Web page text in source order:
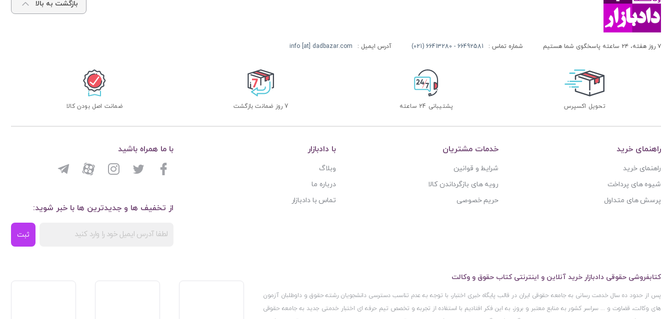
بازگشت به بالا
۷ روز هفته، ۲۴ ساعته پاسخگوی شما هستیم شماره تماس : 66492581 - 66413280 (021) آدرس ایمیل : info [at] dadbazar.com
تحویل اکسپرس پشتیبانی 24 ساعته 7 روز ضمانت بازگشت ضمانت اصل بودن کالا
راهنمای خرید
راهنمای خرید
شیوه های پرداخت
پرسش های متداول
خدمات مشتریان
شرایط و قوانین
رویه های بازگرداندن کالا
حریم خصوصی
با دادبازار
وبلاگ
درباره ما
تماس با دادبازار
از تخفیف ها و جدیدترین ها با خبر شوید:
ثبت
با ما همراه باشید
کتابفروشی حقوقی دادبازار خرید آنلاین و اینترنتی کتاب حقوق و وکالت
پس از حدود ده سال خدمت رسانی به جامعه حقوقی ایران در قالب پایگاه خبری اختبار، با توجه به عدم تناسب دسترسی دانشجویان رشته حقوق و داوطلبان آزمون
های وکالت، قضاوت و ... سراسر کشور به منابع معتبر و بروز، به این فکر افتادیم با استفاده از تجربه و تخصص تیم حرفه ای اختبار خدمتی جدید به جامعه حقوقی